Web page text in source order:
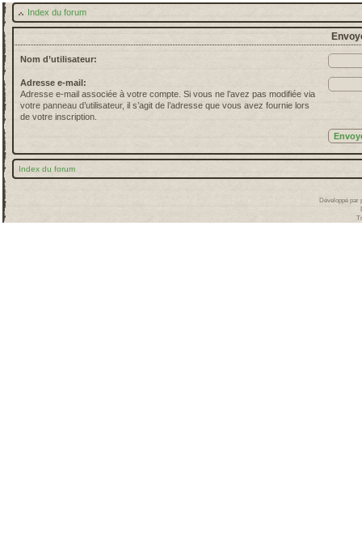
Index du forum
Nom d’utilisateur:
Adresse e-mail:
Adresse e-mail associée à votre compte. Si vous ne l’avez pas modifiée via
votre panneau d’utilisateur, il s’agit de l’adresse que vous avez fournie lors
de votre inscription.
Index du forum
Développé par